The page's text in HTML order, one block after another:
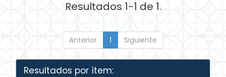
Resultados 1-1 de 1.
Anterior 1 Siguiente
Resultados por ítem: